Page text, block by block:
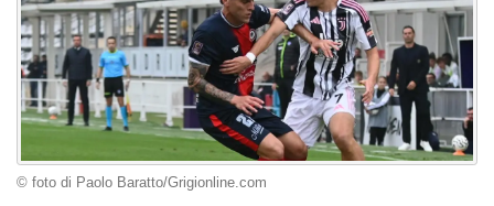
© foto di Paolo Baratto/Grigionline.com